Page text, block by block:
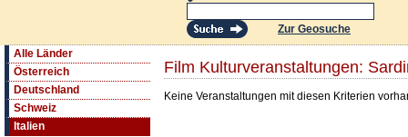
Zur Geosuche
Alle Länder
Österreich
Deutschland
Schweiz
Italien
Film Kulturveranstaltungen:
Keine Veranstaltungen mit diesen Kriterien